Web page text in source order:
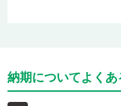
納期についてよくあ